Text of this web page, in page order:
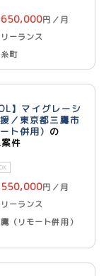
650,000円／月
ーランス
町
】マイグレーシ
／東京都三鷹市
ト併用） の
案件
550,000円／月
ーランス
（リモート併用）